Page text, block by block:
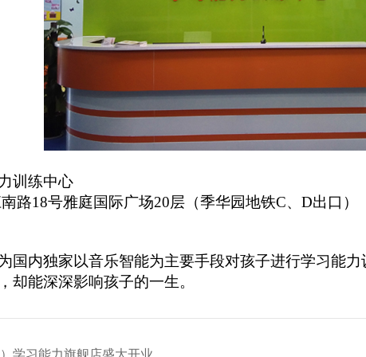
训练中心
路18号雅庭国际广场20层（季华园地铁C、 D出口）
国内独家以音乐智能为主要手段对孩子进行学习能
却能深深影响孩子的一生。
学习能力旗舰店盛大开业